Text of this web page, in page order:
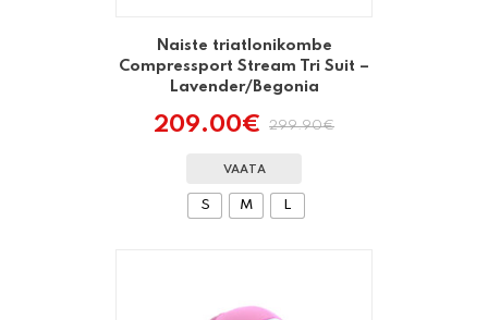
Naiste triatlonikombe
Compressport Stream Tri Suit –
Lavender/Begonia
299.90€
Algne
oli:
299.90€.
209.00€
Praegune
on:
209.00€.
VAATA
S M L